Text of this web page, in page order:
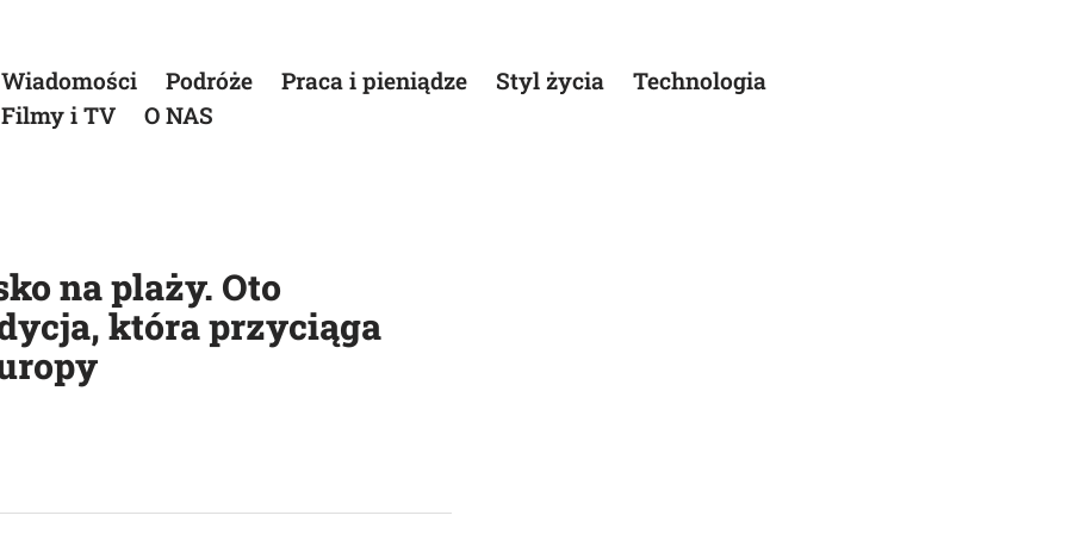
Wiadomości Podróże Praca i pieniądze Styl życia
Technologia
Filmy i TV
O NAS
na plaży. Oto
która przyciąga